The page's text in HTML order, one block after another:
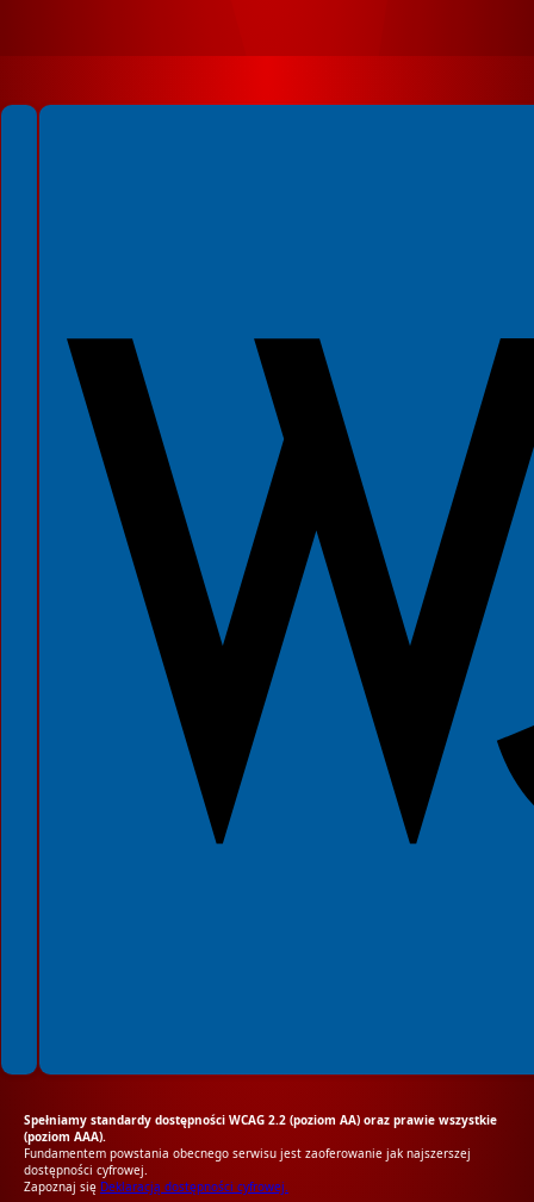
Spełniamy standardy WCAG 2.2
Spełniamy standardy W3C
Spełniamy standardy dostępności WCAG 2.2 (poziom AA) oraz prawie wszystkie
(poziom AAA).
Fundamentem powstania obecnego serwisu jest zaoferowanie jak najszerszej
dostępności cyfrowej.
Zapoznaj się Deklaracją dostępności cyfrowej.